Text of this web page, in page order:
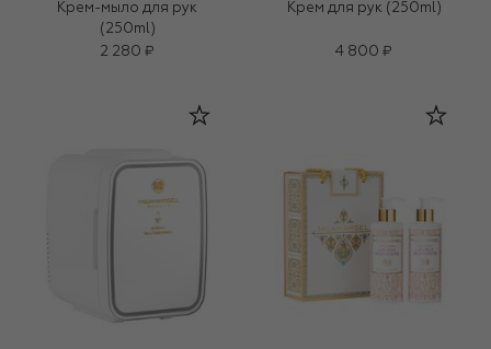
Крем-мыло для рук
(250ml)
2 280 ₽
Крем для рук (250ml)
4 800 ₽